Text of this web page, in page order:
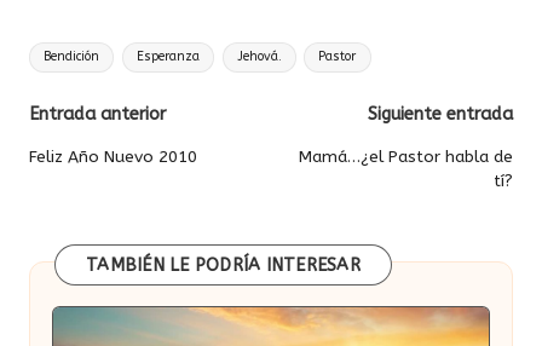
Etiquetas:
Bendición Esperanza Jehová. Pastor
Navegación
de
Entrada anterior
Feliz Año Nuevo 2010
Siguiente entrada
Mamá…¿el Pastor habla de
tí?
TAMBIÉN LE PODRÍA INTERESAR